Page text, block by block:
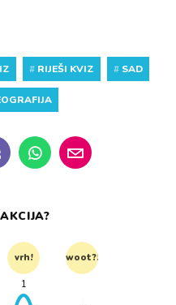
# RIJEŠI KVIZ # SAD
vrh! woot?!
1